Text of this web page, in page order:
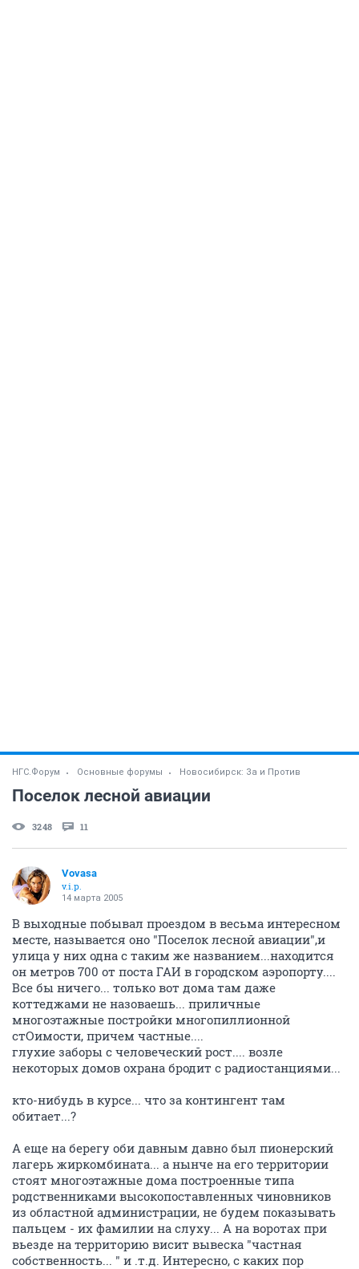
НГС.Форум Основные форумы Новосибирск: За и Против
Поселок лесной авиации
3248 11
Vovasa
v.i.p.
14 марта 2005
В выходные побывал проездом в весьма интересном
месте, называется оно "Поселок лесной авиации",и
улица у них одна с таким же названием...находится
он метров 700 от поста ГАИ в городском аэропорту....
Все бы ничего... только вот дома там даже
коттеджами не назоваешь... приличные
многоэтажные постройки многопиллионной
стОимости, причем частные....
глухие заборы с человеческий рост.... возле
некоторых домов охрана бродит с радиостанциями...
кто-нибудь в курсе... что за контингент там
обитает...?
А еще на берегу оби давным давно был пионерский
лагерь жиркомбината... а нынче на его территории
стоят многоэтажные дома построенные типа
родственниками высокопоставленных чиновников
из областной администрации, не будем показывать
пальцем - их фамилии на слуху... А на воротах при
вьезде на территорию висит вывеска "частная
собственность... " и .т.д. Интересно, с каких пор